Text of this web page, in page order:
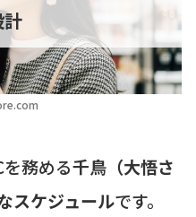
務める千鳥（大悟さ
スケジュールです。